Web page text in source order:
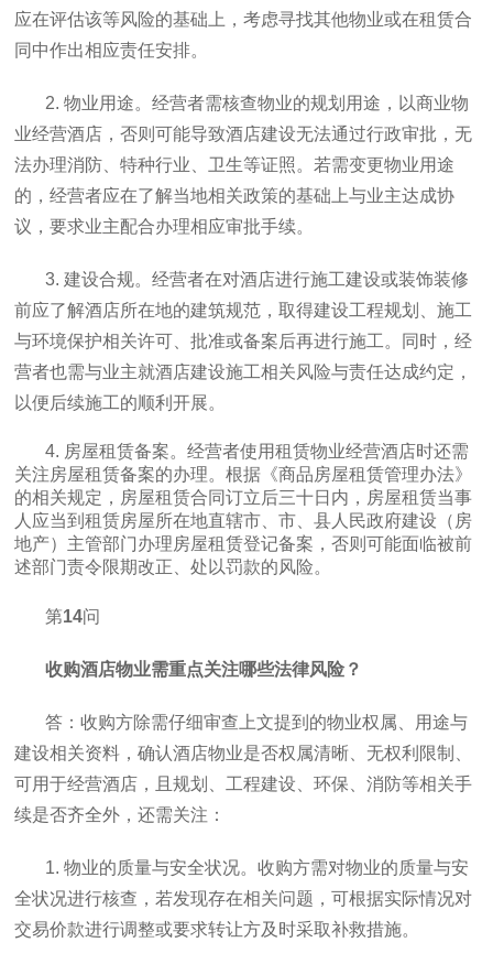
应在评估该等风险的基础上，考虑寻找其他物业或在租赁合
同中作出相应责任安排。
2. 物业用途。经营者需核查物业的规划用途，以商业物
业经营酒店，否则可能导致酒店建设无法通过行政审批，无
法办理消防、特种行业、卫生等证照。若需变更物业用途
的，经营者应在了解当地相关政策的基础上与业主达成协
议，要求业主配合办理相应审批手续。
3. 建设合规。经营者在对酒店进行施工建设或装饰装修
前应了解酒店所在地的建筑规范，取得建设工程规划、施工
与环境保护相关许可、批准或备案后再进行施工。同时，经
营者也需与业主就酒店建设施工相关风险与责任达成约定，
以便后续施工的顺利开展。
4. 房屋租赁备案。经营者使用租赁物业经营酒店时还需
关注房屋租赁备案的办理。根据《商品房屋租赁管理办法》
的相关规定，房屋租赁合同订立后三十日内，房屋租赁当事
人应当到租赁房屋所在地直辖市、市、县人民政府建设（房
地产）主管部门办理房屋租赁登记备案，否则可能面临被前
述部门责令限期改正、处以罚款的风险。
第14问
收购酒店物业需重点关注哪些法律风险？
答：收购方除需仔细审查上文提到的物业权属、用途与
建设相关资料，确认酒店物业是否权属清晰、无权利限制、
可用于经营酒店，且规划、工程建设、环保、消防等相关手
续是否齐全外，还需关注：
1. 物业的质量与安全状况。收购方需对物业的质量与安
全状况进行核查，若发现存在相关问题，可根据实际情况对
交易价款进行调整或要求转让方及时采取补救措施。